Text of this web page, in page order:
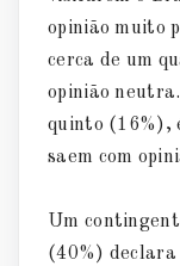
opinião muito
cerca de um
opinião
quinto (16%),
saem com
Um
(40%)